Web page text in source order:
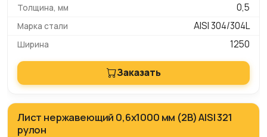
0,5
AISI 304/304L
1250
Заказать
Лист нержавеющий 0,6х1000 мм (2B) AISI 321
рулон